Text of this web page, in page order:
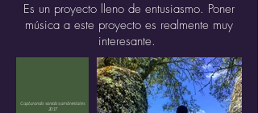
Es un proyecto lleno de entusiasmo. Poner
música a este proyecto es realmente muy
interesante.
Capturando sonidos ambientales
2017